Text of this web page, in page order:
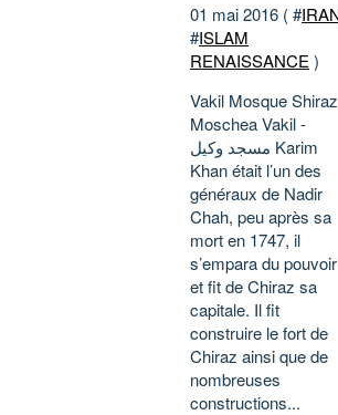
01 mai 2016 ( #
#ISLAM
RENAISSANCE )
Vakil Mosque
Moschea Vakil -
مسجد وکیل Karim
Khan était l’un des
généraux de Nadir
Chah, peu après sa
mort en 1747, il
s’empara du pouvoir
et fit de Chiraz sa
capitale. Il fit
construire le fort de
Chiraz ainsi que de
nombreuses
constructions...